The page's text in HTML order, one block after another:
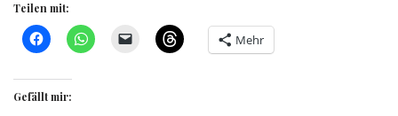
Teilen mit:
Mehr
Gefällt mir: